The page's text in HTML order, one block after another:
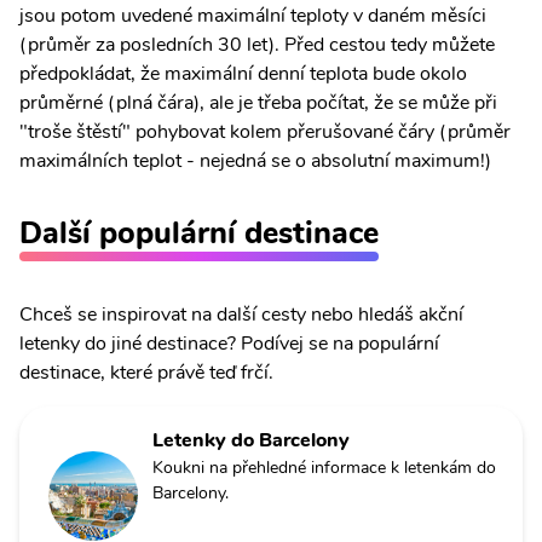
jsou potom uvedené maximální teploty v daném měsíci
(průměr za posledních 30 let). Před cestou tedy můžete
předpokládat, že maximální denní teplota bude okolo
průměrné (plná čára), ale je třeba počítat, že se může při
"troše štěstí" pohybovat kolem přerušované čáry (průměr
maximálních teplot - nejedná se o absolutní maximum!)
Další populární destinace
Chceš se inspirovat na další cesty nebo hledáš akční
letenky do jiné destinace? Podívej se na populární
destinace, které právě teď frčí.
Letenky do Barcelony
Koukni na přehledné informace k letenkám do
Barcelony.